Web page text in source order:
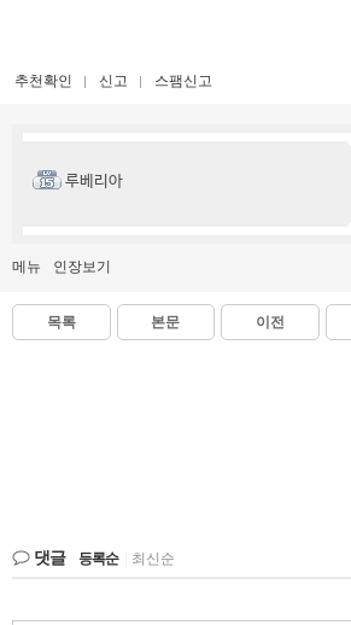
추천확인 신고 스팸신고
루베리아
메뉴 인장보기
목록 본문 이전
댓글 등록순 최신순